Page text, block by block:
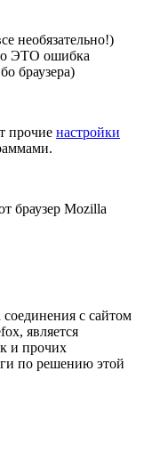
необязательно!)
ЭТО ошибка
браузера)
прочие настройки
браузер Mozilla
с сайтом
является
и прочих
по решению этой